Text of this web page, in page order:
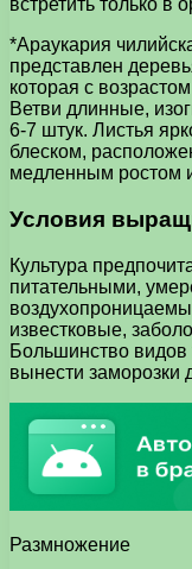
встретить только в
*Араукария
представлен
которая с
Ветви длинные,
6-7 штук. Листья
блеском,
медленным ростом
Условия
Культура
питательными,
известковые,
Большинство
вынести заморозки
Размножение